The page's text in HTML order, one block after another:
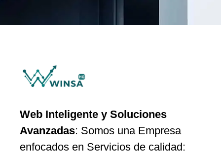
Web Inteligente y Soluciones
Avanzadas: Somos una Empresa
enfocados en Servicios de calidad: